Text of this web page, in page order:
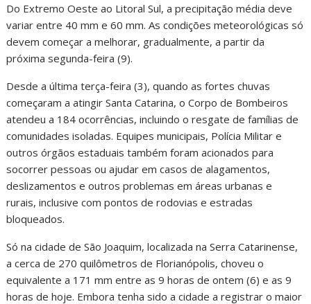
Do Extremo Oeste ao Litoral Sul, a precipitação média deve
variar entre 40 mm e 60 mm. As condições meteorológicas só
devem começar a melhorar, gradualmente, a partir da
próxima segunda-feira (9).
Desde a última terça-feira (3), quando as fortes chuvas
começaram a atingir Santa Catarina, o Corpo de Bombeiros
atendeu a 184 ocorrências, incluindo o resgate de famílias de
comunidades isoladas. Equipes municipais, Polícia Militar e
outros órgãos estaduais também foram acionados para
socorrer pessoas ou ajudar em casos de alagamentos,
deslizamentos e outros problemas em áreas urbanas e
rurais, inclusive com pontos de rodovias e estradas
bloqueados.
Só na cidade de São Joaquim, localizada na Serra Catarinense,
a cerca de 270 quilômetros de Florianópolis, choveu o
equivalente a 171 mm entre as 9 horas de ontem (6) e as 9
horas de hoje. Embora tenha sido a cidade a registrar o maior